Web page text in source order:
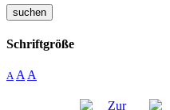
suchen
Schriftgröße
A A A